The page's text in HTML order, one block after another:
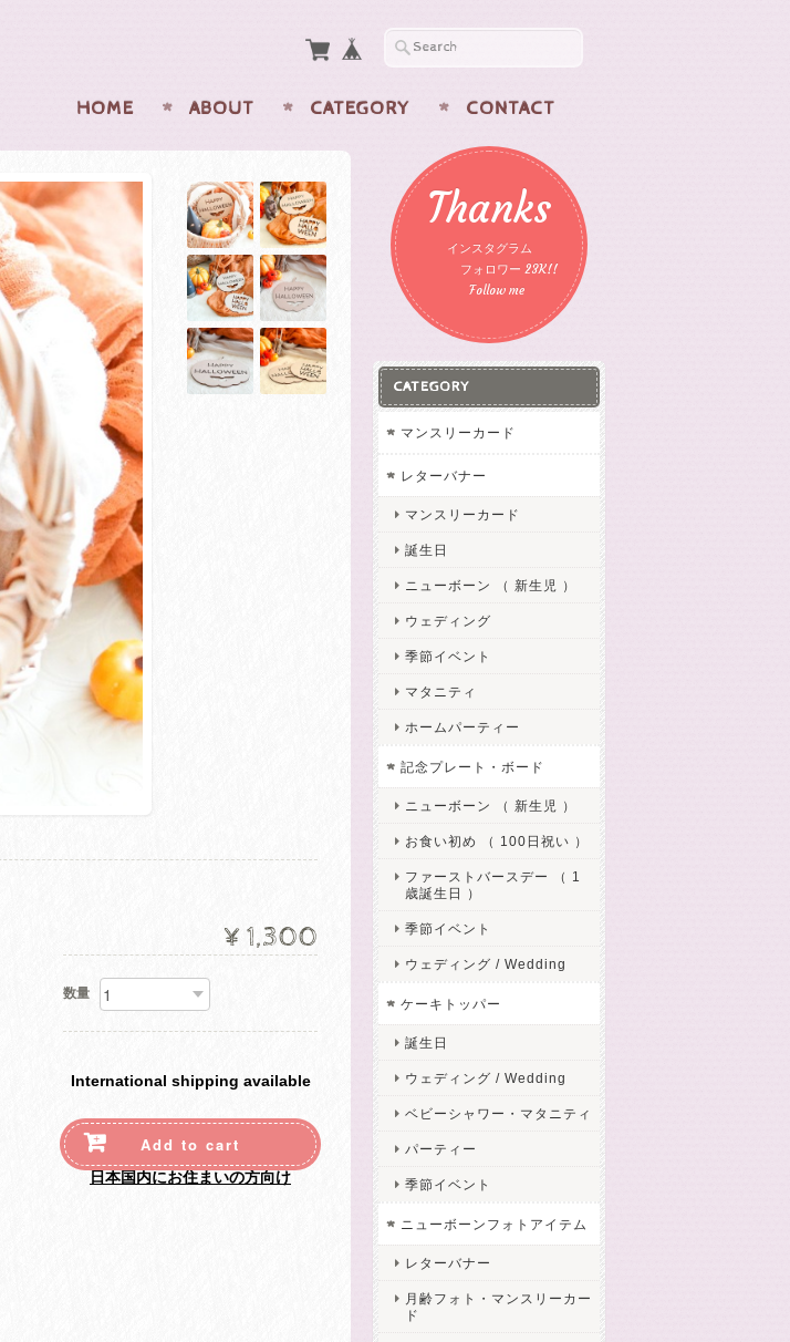
HOME ABOUT CATEGORY CONTACT
¥1,300
数量
International shipping available
Add to cart
日本国内にお住まいの方向け
Thanks
インスタグラム
フォロワー 23K!!
Follow me
CATEGORY
マンスリーカード
レターバナー
マンスリーカード
誕生日
ニューボーン （ 新生児 ）
ウェディング
季節イベント
マタニティ
ホームパーティー
記念プレート・ボード
ニューボーン （ 新生児 ）
お食い初め （ 100日祝い ）
ファーストバースデー （ 1
歳誕生日 ）
季節イベント
ウェディング / Wedding
ケーキトッパー
誕生日
ウェディング / Wedding
ベビーシャワー・マタニティ
パーティー
季節イベント
ニューボーンフォトアイテム
レターバナー
月齢フォト・マンスリーカー
ド